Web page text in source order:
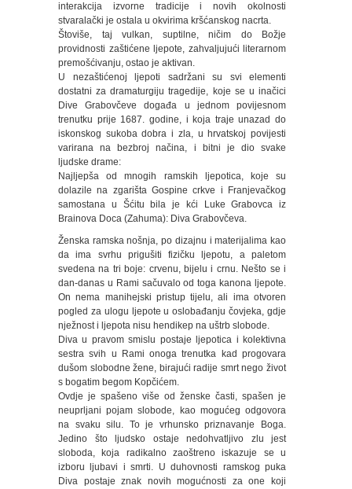
interakcija izvorne tradicije i novih okolnosti
stvaralački je ostala u okvirima kršćanskog nacrta.
Štoviše, taj vulkan, suptilne, ničim do Božje
providnosti zaštićene ljepote, zahvaljujući literarnom
premošćivanju, ostao je aktivan.
U nezaštićenoj ljepoti sadržani su svi elementi
dostatni za dramaturgiju tragedije, koje se u inačici
Dive Grabovčeve događa u jednom povijesnom
trenutku prije 1687. godine, i koja traje unazad do
iskonskog sukoba dobra i zla, u hrvatskoj povijesti
varirana na bezbroj načina, i bitni je dio svake
ljudske drame:
Najljepša od mnogih ramskih ljepotica, koje su
dolazile na zgarišta Gospine crkve i Franjevačkog
samostana u Šćitu bila je kći Luke Grabovca iz
Brainova Doca (Zahuma): Diva Grabovčeva.
Ženska ramska nošnja, po dizajnu i materijalima kao
da ima svrhu prigušiti fizičku ljepotu, a paletom
svedena na tri boje: crvenu, bijelu i crnu. Nešto se i
dan-danas u Rami sačuvalo od toga kanona ljepote.
On nema manihejski pristup tijelu, ali ima otvoren
pogled za ulogu ljepote u oslobađanju čovjeka, gdje
nježnost i ljepota nisu hendikep na uštrb slobode.
Diva u pravom smislu postaje ljepotica i kolektivna
sestra svih u Rami onoga trenutka kad progovara
dušom slobodne žene, birajući radije smrt nego život
s bogatim begom Kopčićem.
Ovdje je spašeno više od ženske časti, spašen je
neuprljani pojam slobode, kao mogućeg odgovora
na svaku silu. To je vrhunsko priznavanje Boga.
Jedino što ljudsko ostaje nedohvatljivo zlu jest
sloboda, koja radikalno zaoštreno iskazuje se u
izboru ljubavi i smrti. U duhovnosti ramskog puka
Diva postaje znak novih mogućnosti za one koji